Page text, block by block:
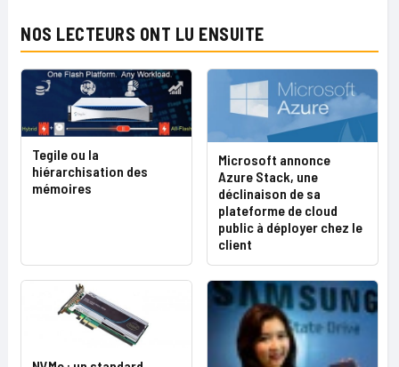
NOS LECTEURS ONT LU ENSUITE
Tegile ou la
hiérarchisation des
mémoires
Microsoft annonce
Azure Stack, une
déclinaison de sa
plateforme de cloud
public à déployer chez le
client